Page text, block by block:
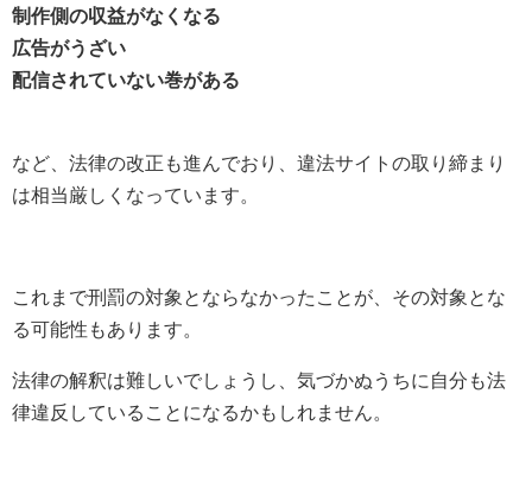
制作側の収益がなくなる
広告がうざい
配信されていない巻がある
など、法律の改正も進んでおり、違法サイトの取り締まり
は相当厳しくなっています。
これまで刑罰の対象とならなかったことが、その対象とな
る可能性もあります。
法律の解釈は難しいでしょうし、気づかぬうちに自分も法
律違反していることになるかもしれません。